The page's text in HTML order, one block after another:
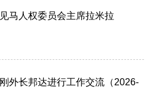
马人权委员会主席拉米拉
外长邦达进行工作交流（2026-